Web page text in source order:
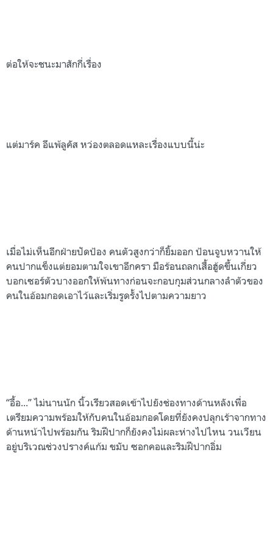
ต่อให้จะชนะมาสักกี่เรื่อง
แต่มาร์ค อีแพ้ลูคัส หว่องตลอดแหละเรื่องแบบนี้น่ะ
เมื่อไม่เห็นอีกฝ่ายปัดป้อง คนตัวสูงกว่าก็ยิ้มออก ป้อนจูบหวานให้
คนปากแข็งแต่ยอมตามใจเขาอีกครา มือร้อนถลกเสื้อฮู้ดขึ้นเกี่ยว
บอกเซอร์ตัวบางออกให้พ้นทางก่อนจะกอบกุมส่วนกลางลำตัวของ
คนในอ้อมกอดเอาไว้และเริ่มรูดรั้งไปตามความยาว
“อื้อ...” ไม่นานนัก นิ้วเรียวสอดเข้าไปยังช่องทางด้านหลังเพื่อ
เตรียมความพร้อมให้กับคนในอ้อมกอดโดยที่ยังคงปลุกเร้าจากทาง
ด้านหน้าไปพร้อมกัน ริมฝีปากก็ยังคงไม่ผละห่างไปไหน วนเวียน
อยู่บริเวณช่วงปรางค์แก้ม ขมับ ซอกคอและริมฝีปากอิ่ม